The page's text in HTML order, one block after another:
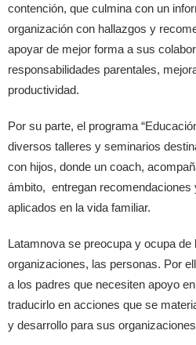
contención, que culmina con un
organización con hallazgos y
apoyar de mejor forma a sus
responsabilidades parentales,
productividad.
Por su parte, el programa
diversos talleres y seminarios
con hijos, donde un coach,
ámbito, entregan recomendaciones
aplicados en la vida familiar.
Latamnova se preocupa y ocupa
organizaciones, las personas. Por
a los padres que necesiten apoyo
traducirlo en acciones que se
y desarrollo para sus